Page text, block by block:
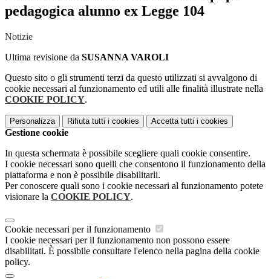
pedagogica alunno ex Legge 104
Notizie
Ultima revisione da SUSANNA VAROLI
Questo sito o gli strumenti terzi da questo utilizzati si avvalgono di
cookie necessari al funzionamento ed utili alle finalità illustrate nella
COOKIE POLICY.
Personalizza Rifiuta tutti i cookies Accetta tutti i cookies
Gestione cookie
In questa schermata è possibile scegliere quali cookie consentire.
I cookie necessari sono quelli che consentono il funzionamento della
piattaforma e non è possibile disabilitarli.
Per conoscere quali sono i cookie necessari al funzionamento potete
visionare la COOKIE POLICY.
Cookie necessari per il funzionamento
I cookie necessari per il funzionamento non possono essere
disabilitati. È possibile consultare l'elenco nella pagina della cookie
policy.